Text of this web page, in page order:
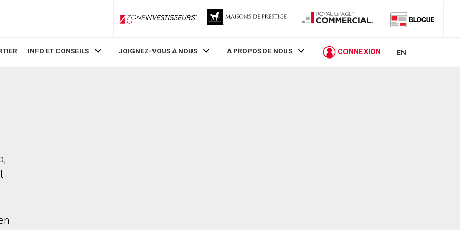
ZoneInvestisseurs RLP
INFO ET CONSEILS JOIGNEZ-VOUS À NOUS À PROPOS DE NOUS CONNEXION EN